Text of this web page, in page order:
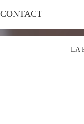
CONTACT
LA